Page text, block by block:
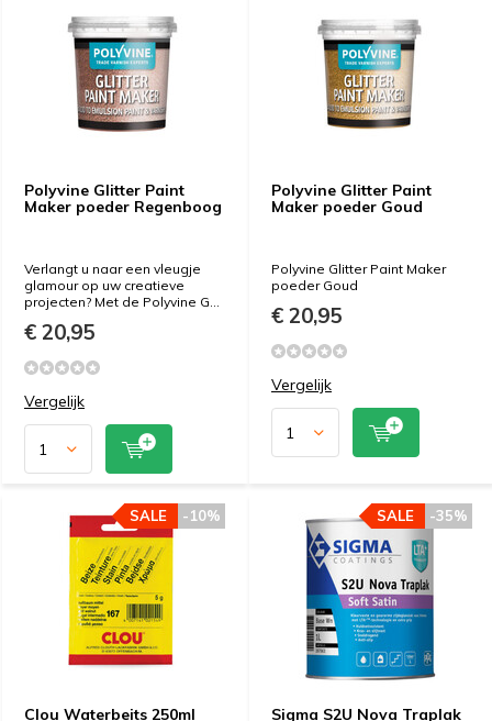
Polyvine Glitter Paint
Maker poeder Regenboog
Verlangt u naar een vleugje
glamour op uw creatieve
projecten? Met de Polyvine G...
€ 20,95
Vergelijk
Polyvine Glitter Paint
Maker poeder Goud
Polyvine Glitter Paint Maker
poeder Goud
€ 20,95
Vergelijk
Clou Waterbeits 250ml
-10%
SALE
Sigma S2U Nova Traplak
-35%
SALE